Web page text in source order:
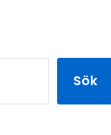
Sök